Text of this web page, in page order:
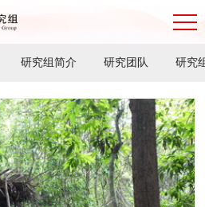
研究组简介 研究团队 研究